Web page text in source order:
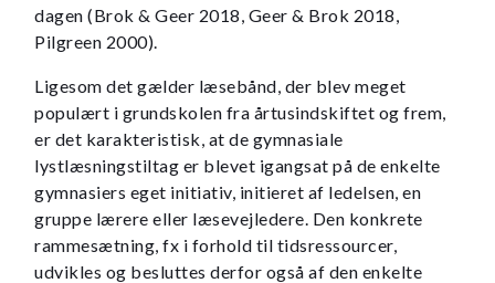
dagen (Brok & Geer 2018, Geer & Brok 2018,
Pilgreen 2000).
Ligesom det gælder læsebånd, der blev meget
populært i grundskolen fra årtusindskiftet og frem,
er det karakteristisk, at de gymnasiale
lystlæsningstiltag er blevet igangsat på de enkelte
gymnasiers eget initiativ, initieret af ledelsen, en
gruppe lærere eller læsevejledere. Den konkrete
rammesætning, fx i forhold til tidsressourcer,
udvikles og besluttes derfor også af den enkelte